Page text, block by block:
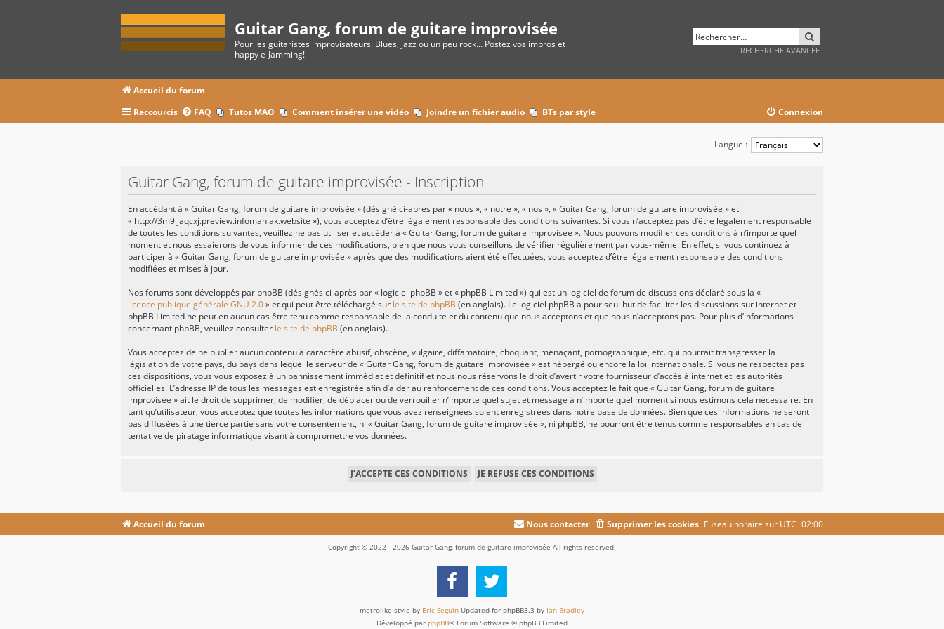
Guitar Gang, forum de guitare improvisée
Pour les guitaristes improvisateurs. Blues, jazz ou un peu rock... Postez vos impros et
happy e-Jamming!
RECHERCHE AVANCÉE
Accueil du forum
Raccourcis
FAQ Tutos MAO Comment insérer une vidéo Joindre un fichier audio BTs par style Connexion
Langue :
Guitar Gang, forum de guitare improvisée - Inscription
En accédant à « Guitar Gang, forum de guitare improvisée » (désigné ci-après par « nous », « notre », « nos », « Guitar Gang, forum de guitare improvisée » et
« http://3m9ijaqcxj.preview.infomaniak.website »), vous acceptez d’être légalement responsable des conditions suivantes. Si vous n’acceptez pas d’être légalement responsable
de toutes les conditions suivantes, veuillez ne pas utiliser et accéder à « Guitar Gang, forum de guitare improvisée ». Nous pouvons modifier ces conditions à n’importe quel
moment et nous essaierons de vous informer de ces modifications, bien que nous vous conseillons de vérifier régulièrement par vous-même. En effet, si vous continuez à
participer à « Guitar Gang, forum de guitare improvisée » après que des modifications aient été effectuées, vous acceptez d’être légalement responsable des conditions
modifiées et mises à jour.
Nos forums sont développés par phpBB (désignés ci-après par « logiciel phpBB » et « phpBB Limited ») qui est un logiciel de forum de discussions déclaré sous la «
licence publique générale GNU 2.0» et qui peut être téléchargé sur le site de phpBB (en anglais). Le logiciel phpBB a pour seul but de faciliter les discussions sur internet et
phpBB Limited ne peut en aucun cas être tenu comme responsable de la conduite et du contenu que nous acceptons et que nous n’acceptons pas. Pour plus d’informations
concernant phpBB, veuillez consulter le site de phpBB (en anglais).
Vous acceptez de ne publier aucun contenu à caractère abusif, obscène, vulgaire, diffamatoire, choquant, menaçant, pornographique, etc. qui pourrait transgresser la
législation de votre pays, du pays dans lequel le serveur de « Guitar Gang, forum de guitare improvisée » est hébergé ou encore la loi internationale. Si vous ne respectez pas
ces dispositions, vous vous exposez à un bannissement immédiat et définitif et nous nous réservons le droit d’avertir votre fournisseur d’accès à internet et les autorités
officielles. L’adresse IP de tous les messages est enregistrée afin d’aider au renforcement de ces conditions. Vous acceptez le fait que « Guitar Gang, forum de guitare
improvisée » ait le droit de supprimer, de modifier, de déplacer ou de verrouiller n’importe quel sujet et message à n’importe quel moment si nous estimons cela nécessaire. En
tant qu’utilisateur, vous acceptez que toutes les informations que vous avez renseignées soient enregistrées dans notre base de données. Bien que ces informations ne seront
pas diffusées à une tierce partie sans votre consentement, ni « Guitar Gang, forum de guitare improvisée », ni phpBB, ne pourront être tenus comme responsables en cas de
tentative de piratage informatique visant à compromettre vos données.
Accueil du forum Fuseau horaire sur UTC+02:00
Supprimer les cookies
Nous contacter
Copyright © 2022 - 2026 Guitar Gang, forum de guitare improvisée All rights reserved.
metrolike style by Eric Seguin Updated for phpBB3.3 by Ian Bradley
Développé par phpBB® Forum Software © phpBB Limited